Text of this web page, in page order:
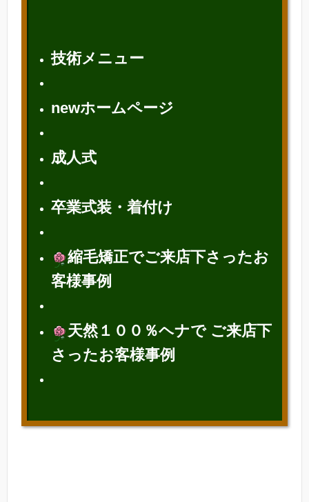
技術メニュー
newホームページ
成人式
卒業式装・着付け
縮毛矯正でご来店下さったお
客様事例
天然１００％ヘナで ご来店下
さったお客様事例